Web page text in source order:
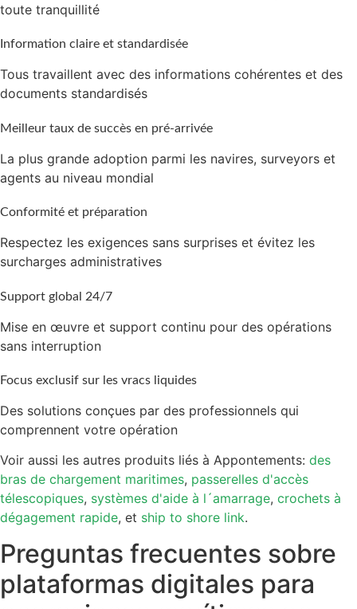
toute tranquillité
Information claire et standardisée
Tous travaillent avec des informations cohérentes et des
documents standardisés
Meilleur taux de succès en pré-arrivée
La plus grande adoption parmi les navires, surveyors et
agents au niveau mondial
Conformité et préparation
Respectez les exigences sans surprises et évitez les
surcharges administratives
Support global 24/7
Mise en œuvre et support continu pour des opérations
sans interruption
Focus exclusif sur les vracs liquides
Des solutions conçues par des professionnels qui
comprennent votre opération
Voir aussi les autres produits liés à Appontements: des
bras de chargement maritimes, passerelles d'accès
télescopiques, systèmes d'aide à l´amarrage, crochets à
dégagement rapide, et ship to shore link.
Preguntas frecuentes sobre
plataformas digitales para